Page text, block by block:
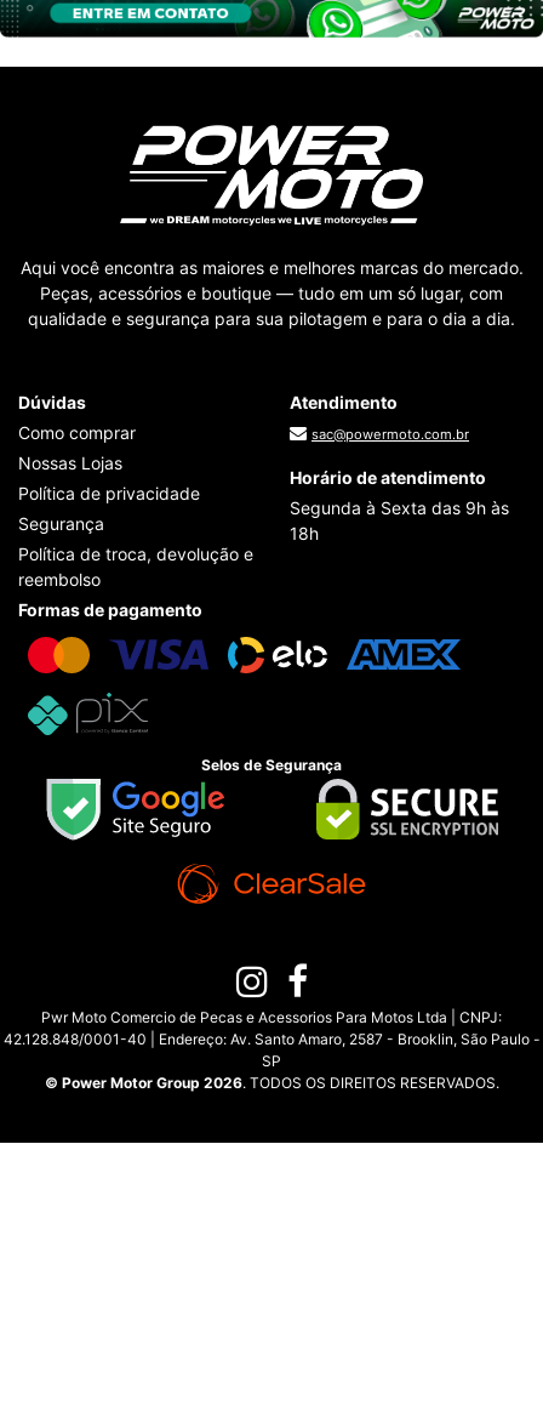
Aqui você encontra as maiores e melhores marcas do mercado.
Peças, acessórios e boutique — tudo em um só lugar, com
qualidade e segurança para sua pilotagem e para o dia a dia.
Dúvidas
Como comprar
Nossas Lojas
Política de privacidade
Segurança
Política de troca, devolução e
reembolso
Atendimento
sac@powermoto.com.br
Horário de atendimento
Segunda à Sexta das 9h às
18h
Formas de pagamento
Selos de Segurança
Pwr Moto Comercio de Pecas e Acessorios Para Motos Ltda | CNPJ:
42.128.848/0001-40 | Endereço: Av. Santo Amaro, 2587 - Brooklin, São Paulo -
SP
© Power Motor Group 2026. TODOS OS DIREITOS RESERVADOS.